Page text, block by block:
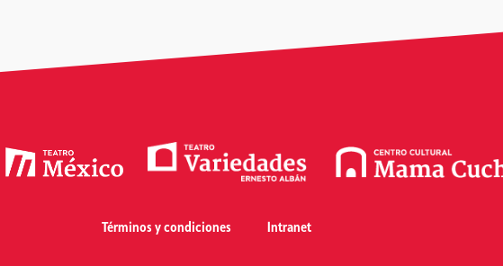
Términos y condiciones Intranet